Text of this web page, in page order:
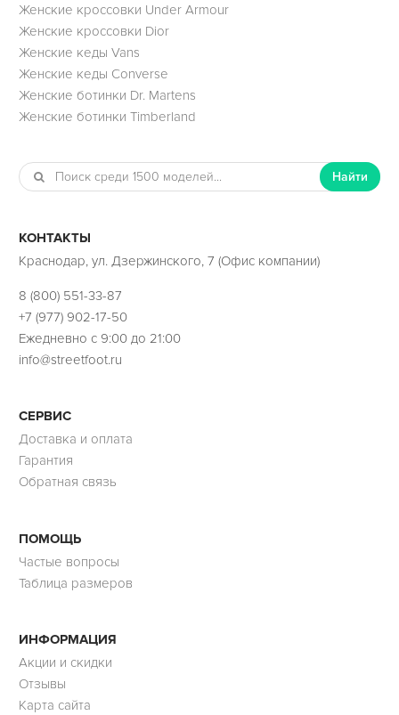
Женские кроссовки Under Armour
Женские кроссовки Dior
Женские кеды Vans
Женские кеды Converse
Женские ботинки Dr. Martens
Женские ботинки Timberland
Найти
КОНТАКТЫ
Краснодар, ул. Дзержинского, 7 (Офис компании)
8 (800) 551-33-87
+7 (977) 902-17-50
Ежедневно с 9:00 до 21:00
info@streetfoot.ru
СЕРВИС
Доставка и оплата
Гарантия
Обратная связь
ПОМОЩЬ
Частые вопросы
Таблица размеров
ИНФОРМАЦИЯ
Акции и скидки
Отзывы
Карта сайта